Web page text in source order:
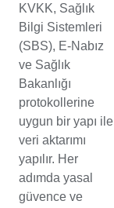
KVKK, Sağlık
Bilgi Sistemleri
(SBS), E-Nabız
ve Sağlık
Bakanlığı
protokollerine
uygun bir yapı ile
veri aktarımı
yapılır. Her
adımda yasal
güvence ve